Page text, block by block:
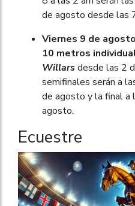
de agosto desde las
Viernes 9 de agosto
10 metros
Willarsdesde las 2
semifinales serán a
de agosto y la final a
agosto.
Ecuestre